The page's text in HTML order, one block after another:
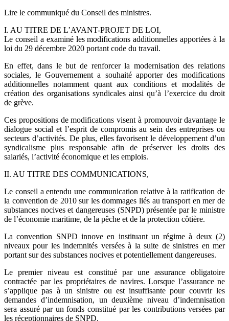
Lire le communiqué du Conseil des ministres.
I. AU TITRE DE L’AVANT-PROJET DE LOI,
Le conseil a examiné les modifications additionnelles apportées à la
loi du 29 décembre 2020 portant code du travail.
En effet, dans le but de renforcer la modernisation des relations
sociales, le Gouvernement a souhaité apporter des modifications
additionnelles notamment quant aux conditions et modalités de
création des organisations syndicales ainsi qu’à l’exercice du droit
de grève.
Ces propositions de modifications visent à promouvoir davantage le
dialogue social et l’esprit de compromis au sein des entreprises ou
secteurs d’activités. De plus, elles favorisent le développement d’un
syndicalisme plus responsable afin de préserver les droits des
salariés, l’activité économique et les emplois.
II. AU TITRE DES COMMUNICATIONS,
Le conseil a entendu une communication relative à la ratification de
la convention de 2010 sur les dommages liés au transport en mer de
substances nocives et dangereuses (SNPD) présentée par le ministre
de l’économie maritime, de la pêche et de la protection côtière.
La convention SNPD innove en instituant un régime à deux (2)
niveaux pour les indemnités versées à la suite de sinistres en mer
portant sur des substances nocives et potentiellement dangereuses.
Le premier niveau est constitué par une assurance obligatoire
contractée par les propriétaires de navires. Lorsque l’assurance ne
s’applique pas à un sinistre ou est insuffisante pour couvrir les
demandes d’indemnisation, un deuxième niveau d’indemnisation
sera assuré par un fonds constitué par les contributions versées par
les réceptionnaires de SNPD.